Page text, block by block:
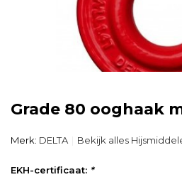
Grade 80 ooghaak
Merk: DELTA Bekijk alles
EKH-certificaat: *